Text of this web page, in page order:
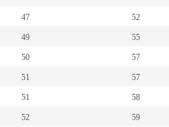
47 52
49 55
50 57
51 57
51 58
52 59